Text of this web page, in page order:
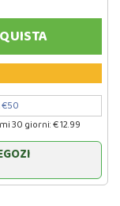
€50
30 giorni: € 12.99